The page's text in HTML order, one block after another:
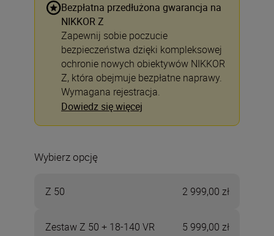
Bezpłatna przedłużona gwarancja na
NIKKOR Z
Zapewnij sobie poczucie
bezpieczeństwa dzięki kompleksowej
ochronie nowych obiektywów NIKKOR
Z, która obejmuje bezpłatne naprawy.
Wymagana rejestracja.
Dowiedz się więcej
Wybierz opcję
Z 50 2 999,00 zł
Zestaw Z 50 + 18-140 VR 5 999,00 zł